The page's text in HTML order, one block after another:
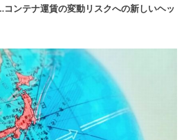
ンテナ運賃の変動リスクへの新しいヘッ